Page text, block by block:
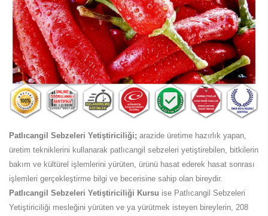
Patlıcangil Sebzeleri Yetiştiriciliği; arazide üretime hazırlık yapan,
üretim tekniklerini kullanarak patlıcangil sebzeleri yetiştirebilen, bitkilerin
bakım ve kültürel işlemlerini yürüten, ürünü hasat ederek hasat sonrası
işlemleri gerçekleştirme bilgi ve becerisine sahip olan bireydir.
Patlıcangil Sebzeleri Yetiştiriciliği Kursu ise Patlıcangil Sebzeleri
Yetiştiriciliği mesleğini yürüten ve ya yürütmek isteyen bireylerin, 208